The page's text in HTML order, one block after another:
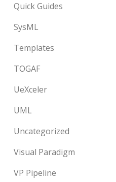
Quick Guides
SysML
Templates
TOGAF
UeXceler
UML
Uncategorized
Visual Paradigm
VP Pipeline